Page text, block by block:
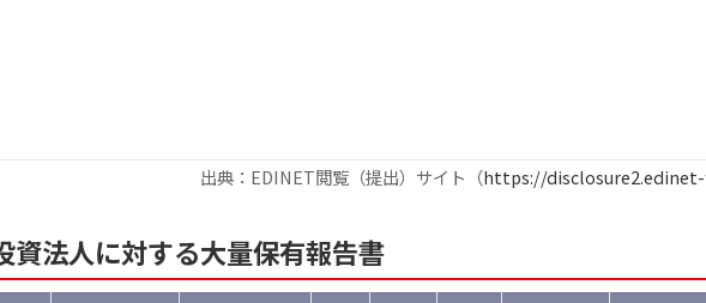
出典：EDINET閲覧（提出）サイト（https://
資法人に対する大量保有報告書